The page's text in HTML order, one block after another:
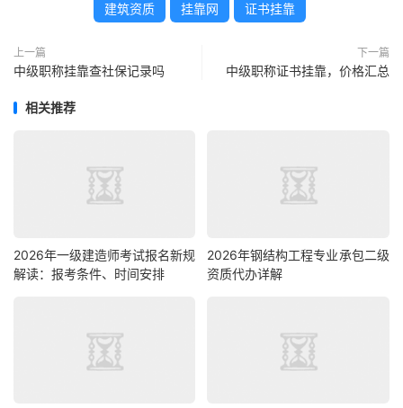
建筑资质 挂靠网 证书挂靠
上一篇
中级职称挂靠查社保记录吗
下一篇
中级职称证书挂靠，价格汇总
相关推荐
2026年一级建造师考试报名新规
解读：报考条件、时间安排
2026年钢结构工程专业承包二级
资质代办详解